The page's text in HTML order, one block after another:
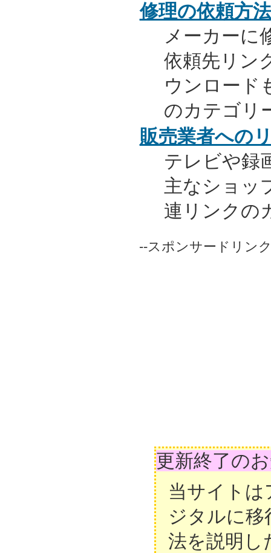
修理の依頼方法
メーカーに
依頼先リン
ウンロード
のカテゴリ
販売業者への
テレビや録
主なショッ
連リンクの
--スポンサードリン
更新終了の
当サイト
ジタルに移
法を説明し